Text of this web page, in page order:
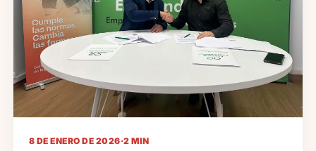
8 DE ENERO DE 2026·2 MIN